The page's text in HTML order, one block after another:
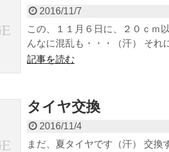
2016/11/7
この、１１月６日に、２０ｃｍ
んなに混乱も・・・（汗） それ
記事を読む
タイヤ交換
2016/11/4
まだ、夏タイヤです（汗） 交換